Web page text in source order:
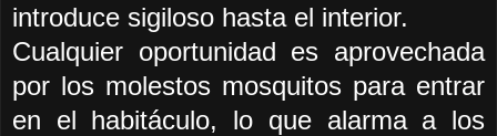
introduce sigiloso hasta el interior.
Cualquier oportunidad es aprovechada
por los molestos mosquitos para entrar
en el habitáculo, lo que alarma a los